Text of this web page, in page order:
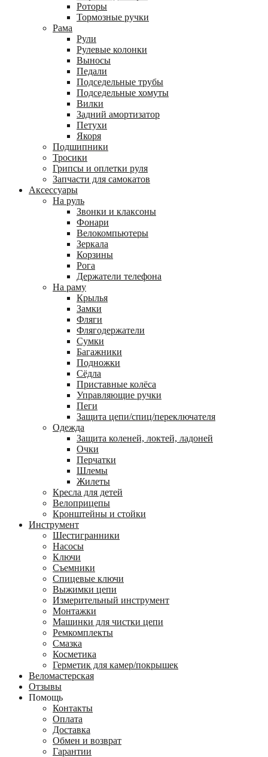
Роторы
Тормозные ручки
Рама
Рули
Рулевые колонки
Выносы
Педали
Подседельные трубы
Подседельные хомуты
Вилки
Задний амортизатор
Петухи
Якоря
Подшипники
Тросики
Грипсы и оплетки руля
Запчасти для самокатов
Аксессуары
На руль
Звонки и клаксоны
Фонари
Велокомпьютеры
Зеркала
Корзины
Рога
Держатели телефона
На раму
Крылья
Замки
Фляги
Флягодержатели
Сумки
Багажники
Подножки
Сёдла
Приставные колёса
Управляющие ручки
Пеги
Защита цепи/спиц/переключателя
Одежда
Защита коленей, локтей, ладоней
Очки
Перчатки
Шлемы
Жилеты
Кресла для детей
Велоприцепы
Кронштейны и стойки
Инструмент
Шестигранники
Насосы
Ключи
Съемники
Спицевые ключи
Выжимки цепи
Измерительный инструмент
Монтажки
Машинки для чистки цепи
Ремкомплекты
Смазка
Косметика
Герметик для камер/покрышек
Веломастерская
Отзывы
Помощь
Контакты
Оплата
Доставка
Обмен и возврат
Гарантии